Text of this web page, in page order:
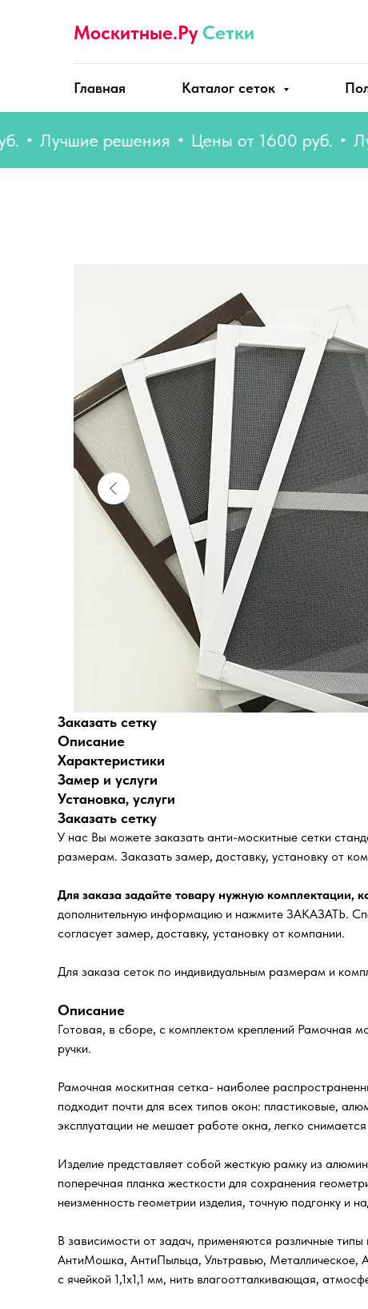
Москитные.Ру Сетки
Главная Каталог сеток
Лучшие решения Цены от 1600 руб.
Заказать сетку
Описание
Характеристики
Замер и услуги
Установка, услуги
Заказать сетку
У нас Вы можете заказать анти-москитные сетки
размерам. Заказать замер, доставку, установку от
Для заказа задайте товару нужную комплектации,
дополнительную информацию и нажмите ЗАКАЗАТЬ.
согласует замер, доставку, установку от компании.
Для заказа сеток по индивидуальным размерам и
Описание
Готовая, в сборе, с комплектом креплений Рамочная
ручки.
Рамочная москитная сетка- наиболее
подходит почти для всех типов окон: пластиковые,
эксплуатации не мешает работе окна, легко
Изделие представляет собой жесткую рамку из
поперечная планка жесткости для сохранения
неизменность геометрии изделия, точную подгонку и
В зависимости от задач, применяются различные
АнтиМошка, АнтиПыльца, Ультравью, Металлическое,
с ячейкой 1,1х1,1 мм, нить влагоотталкивающая,